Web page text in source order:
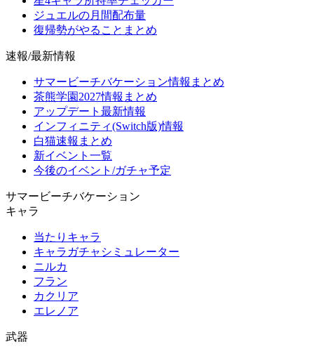
ジュエルの月間配布量
復帰勢がやることまとめ
速報/最新情報
サマービーチバケーション情報まとめ
茶熊学園2027情報まとめ
アップデート最新情報
インフィニティ(Switch版)情報
白猫速報まとめ
新イベント一覧
今後のイベント/ガチャ予定
サマービーチバケーション
キャラ
当たりキャラ
キャラガチャシミュレーター
ニルカ
フラン
カクリア
エレノア
武器